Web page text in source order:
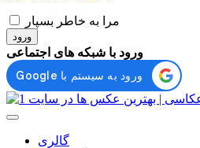
مرا به خاطر بسپار
ورود
ورود با شبکه های اجتماعی
گالری